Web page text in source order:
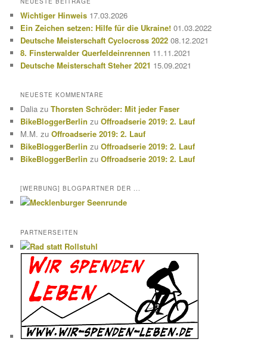
n
Wichtiger Hinweis 17.03.2026
Ein Zeichen setzen: Hilfe für die Ukraine! 01.03.2022
Deutsche Meisterschaft Cyclocross 2022 08.12.2021
8. Finsterwalder Querfeldeinrennen 11.11.2021
Deutsche Meisterschaft Steher 2021 15.09.2021
NEUESTE KOMMENTARE
Dalia zuThorsten Schröder: Mit jeder Faser
BikeBloggerBerlin zuOffroadserie 2019: 2. Lauf
M.M. zuOffroadserie 2019: 2. Lauf
BikeBloggerBerlin zuOffroadserie 2019: 2. Lauf
BikeBloggerBerlin zuOffroadserie 2019: 2. Lauf
[WERBUNG] BLOGPARTNER DER ...
PARTNERSEITEN